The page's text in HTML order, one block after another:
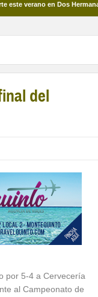
en Dos Hermanas
del
por 5-4 a Cervecería
al Campeonato de